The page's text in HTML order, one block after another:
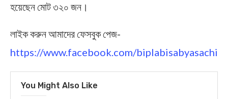
হয়েছেন মোট ৩২০ জন।
লাইক করুন আমাদের ফেসবুক পেজ-
https://www.facebook.com/biplabisabyasachi
You Might Also Like